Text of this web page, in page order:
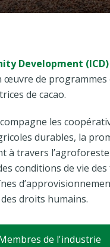
Development (ICD)
œuvre de
de cacao.
les
durables, la
à travers
conditions de vie
droits humains.
de l'industrie